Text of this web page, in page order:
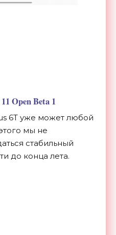
Open Beta 1
6T уже может любой
мы не
стабильный
до конца лета.